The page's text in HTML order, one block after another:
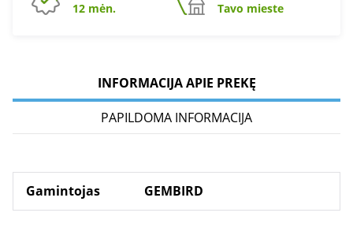
12 mėn.
Tavo mieste
INFORMACIJA APIE PREKĘ
PAPILDOMA INFORMACIJA
Gamintojas GEMBIRD